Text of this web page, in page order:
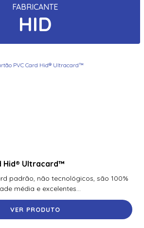
FABRICANTE
HID
Hid® Ultracard™
padrão, não tecnológicos, são 100%
média e excelentes...
VER PRODUTO